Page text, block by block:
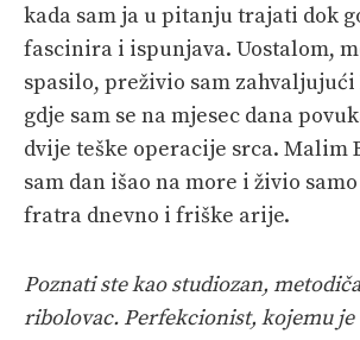
kada sam ja u pitanju trajati dok
fascinira i ispunjava. Uostalom,
spasilo, preživio sam
gdje sam se na mjesec dana
dvije teške operacije srca. Malim
sam dan išao na more i živio
fratra dnevno i friške arije.
Poznati ste kao studiozan,
ribolovac. Perfekcionist, kojemu je